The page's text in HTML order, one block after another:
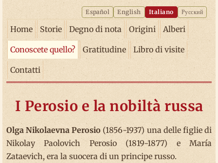
Español English Italiano Русский
Home Storie Degno di nota Origini Alberi
Conoscete quello? Gratitudine Libro di visite
Contatti
I Perosio e la nobiltà russa
Olga Nikolaevna Perosio (1856-1937) una delle figlie di
Nikolay Paolovich Perosio (1819-1877) e María
Zataevich, era la suocera di un principe russo.